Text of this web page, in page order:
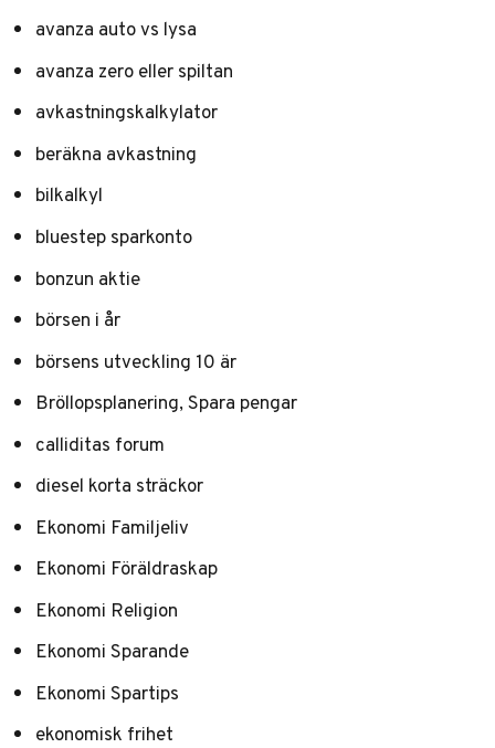
avanza auto vs lysa
avanza zero eller spiltan
avkastningskalkylator
beräkna avkastning
bilkalkyl
bluestep sparkonto
bonzun aktie
börsen i år
börsens utveckling 10 är
Bröllopsplanering, Spara pengar
calliditas forum
diesel korta sträckor
Ekonomi Familjeliv
Ekonomi Föräldraskap
Ekonomi Religion
Ekonomi Sparande
Ekonomi Spartips
ekonomisk frihet